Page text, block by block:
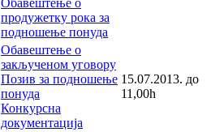
продужетку рока за
подношење понуда
Обавештење о
закљученом уговору
Позив за подношење
понуда
Конкурсна
документација
15.07.2013. до
11,00h